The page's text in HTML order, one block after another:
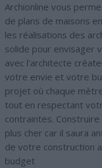
Archionline vous
de plans de maisons
les réalisations des
solide pour envisager
avec l'architecte
votre envie et votre
projet où chaque
tout en respectant
contraintes.
plus cher car il saura
de votre construction
budget